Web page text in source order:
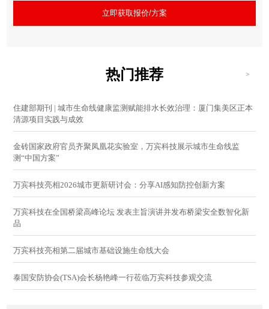
立即获取报价/方案
热门推荐 >
住建部期刊 | 城市生命线健康监测赋能排水长效治理：厦门集美区正本
清源项目实践与成效
金砖国家政府官员齐聚凤凰花实验室，万宾科技展示城市生命线监
测“中国方案”
万宾科技亮相2026城市更新研讨会：分享AI感知防控创新方案
万宾科技在全国桥梁高峰论坛 发表主旨演讲并发布桥梁安全数智化新
品
万宾科技亮相第二届城市基础设施生命线大会
泰国安防协会(TSA)会长杨艳峰一行莅临万宾科技参观交流